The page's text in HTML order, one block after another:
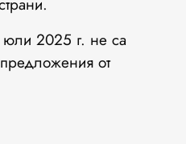
2025 г. не са
от